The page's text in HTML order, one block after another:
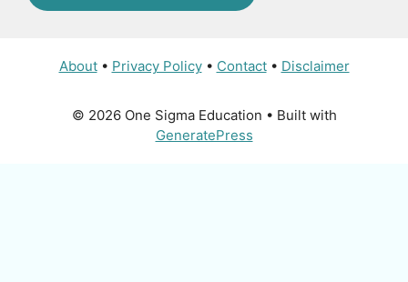
About• Privacy Policy• Contact• Disclaimer
© 2026 One Sigma Education • Built with
GeneratePress